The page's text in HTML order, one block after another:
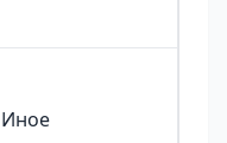
Иное